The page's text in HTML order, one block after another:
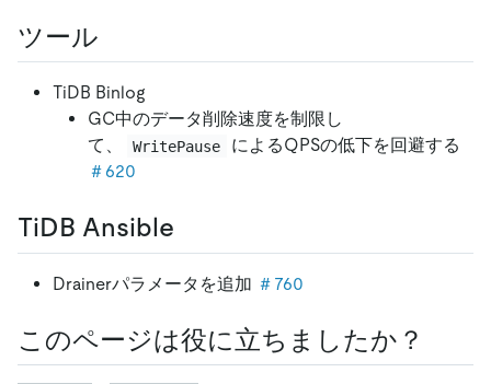
ツール
TiDB Binlog
GC中のデータ削除速度を制限し
て、
WritePause
によるQPSの低下を回避する
＃620
TiDB Ansible
Drainerパラメータを追加 ＃760
このページは役に立ちましたか？